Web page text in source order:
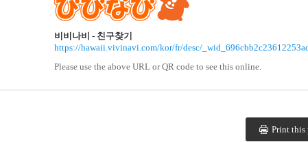
비비나비 - 친구찾기
https://hawaii.vivinavi.com/kor/fr/desc/
Please use the above URL or QR code to see this online.
Print this